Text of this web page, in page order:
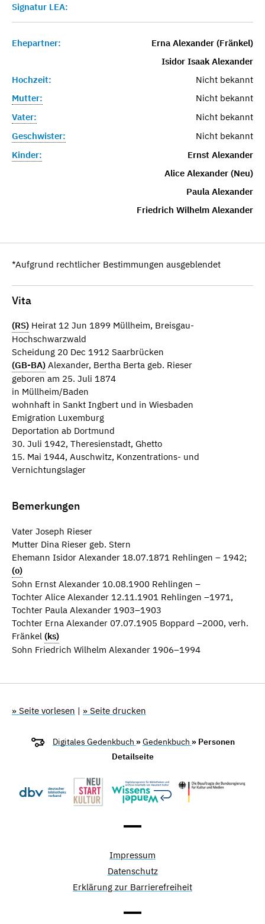
Signatur LEA:
Ehepartner:
Erna Alexander (Fränkel)
Isidor Isaak Alexander
Hochzeit:
Nicht bekannt
Mutter:
Nicht bekannt
Vater:
Nicht bekannt
Geschwister:
Nicht bekannt
Kinder:
Ernst Alexander
Alice Alexander (Neu)
Paula Alexander
Friedrich Wilhelm Alexander
*Aufgrund rechtlicher Bestimmungen ausgeblendet
Vita
(RS) Heirat 12 Jun 1899 Müllheim, Breisgau-
Hochschwarzwald
Scheidung 20 Dec 1912 Saarbrücken
(GB-BA) Alexander, Bertha Berta geb. Rieser
geboren am 25. Juli 1874
in Müllheim/Baden
wohnhaft in Sankt Ingbert und in Wiesbaden
Emigration Luxemburg
Deportation ab Dortmund
30. Juli 1942, Theresienstadt, Ghetto
15. Mai 1944, Auschwitz, Konzentrations- und
Vernichtungslager
Bemerkungen
Vater Joseph Rieser
Mutter Dina Rieser geb. Stern
Ehemann Isidor Alexander 18.07.1871 Rehlingen – 1942;
(o)
Sohn Ernst Alexander 10.08.1900 Rehlingen –
Tochter Alice Alexander 12.11.1901 Rehlingen –1971,
Tochter Paula Alexander 1903–1903
Tochter Erna Alexander 07.07.1905 Boppard –2000, verh.
Fränkel (ks)
Sohn Friedrich Wilhelm Alexander 1906–1994
» Seite vorlesen | » Seite drucken
Digitales Gedenkbuch »Gedenkbuch » Personen
Detailseite
Impressum
Datenschutz
Erklärung zur Barrierefreiheit